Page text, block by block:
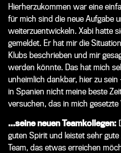
Hierherzukommen war eine
für mich sind die neue Aufgabe
weiterzuentwickeln. Xabi hatte
gemeldet. Er hat mir die
Klubs beschrieben und mir
werden könnte. Das hat mich
unheimlich dankbar, hier zu
in Spanien nicht meine beste
versuchen, das in mich
…seine neuen Teamkollegen:
guten Spirit und leistet sehr
Team, das etwas erreichen